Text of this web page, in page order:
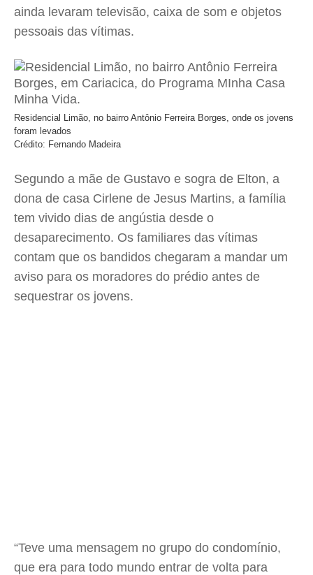
ainda levaram televisão, caixa de som e objetos
pessoais das vítimas.
Residencial Limão, no bairro Antônio Ferreira Borges, onde os jovens
foram levados
Crédito: Fernando Madeira
Segundo a mãe de Gustavo e sogra de Elton, a
dona de casa Cirlene de Jesus Martins, a família
tem vivido dias de angústia desde o
desaparecimento. Os familiares das vítimas
contam que os bandidos chegaram a mandar um
aviso para os moradores do prédio antes de
sequestrar os jovens.
“Teve uma mensagem no grupo do condomínio,
que era para todo mundo entrar de volta para